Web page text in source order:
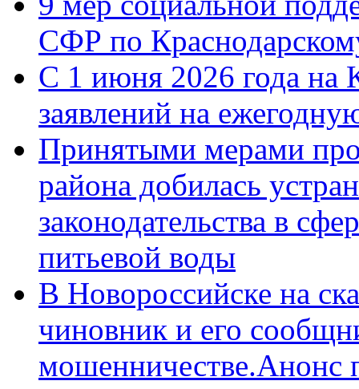
СФР по
С 1 июня 2026 года на
заявлений на
Принятыми мерами
района добилась
законодательства в
питьевой воды
В Новороссийске на
чиновник и его
мошенничестве.Анонс